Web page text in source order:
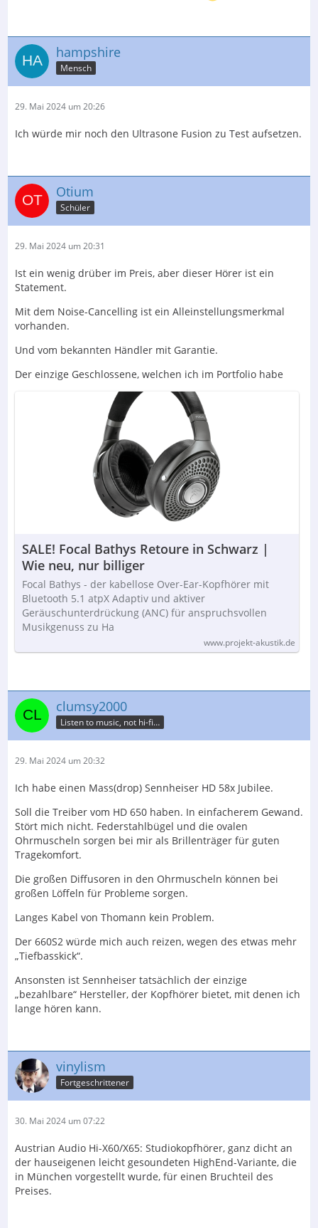
hampshire
Mensch
29. Mai 2024 um 20:26
Ich würde mir noch den Ultrasone Fusion zu Test aufsetzen.
Otium
Schüler
29. Mai 2024 um 20:31
Ist ein wenig drüber im Preis, aber dieser Hörer ist ein
Statement.
Mit dem Noise-Cancelling ist ein Alleinstellungsmerkmal
vorhanden.
Und vom bekannten Händler mit Garantie.
Der einzige Geschlossene, welchen ich im Portfolio habe
SALE! Focal Bathys Retoure in Schwarz |
Wie neu, nur billiger
Focal Bathys - der kabellose Over-Ear-Kopfhörer mit
Bluetooth 5.1 atpX Adaptiv und aktiver
Geräuschunterdrückung (ANC) für anspruchsvollen
Musikgenuss zu Ha
www.projekt-akustik.de
clumsy2000
Listen to music, not hi-fi…
29. Mai 2024 um 20:32
Ich habe einen Mass(drop) Sennheiser HD 58x Jubilee.
Soll die Treiber vom HD 650 haben. In einfacherem Gewand.
Stört mich nicht. Federstahlbügel und die ovalen
Ohrmuscheln sorgen bei mir als Brillenträger für guten
Tragekomfort.
Die großen Diffusoren in den Ohrmuscheln können bei
großen Löffeln für Probleme sorgen.
Langes Kabel von Thomann kein Problem.
Der 660S2 würde mich auch reizen, wegen des etwas mehr
„Tiefbasskick“.
Ansonsten ist Sennheiser tatsächlich der einzige
„bezahlbare“ Hersteller, der Kopfhörer bietet, mit denen ich
lange hören kann.
vinylism
Fortgeschrittener
30. Mai 2024 um 07:22
Austrian Audio Hi-X60/X65: Studiokopfhörer, ganz dicht an
der hauseigenen leicht gesoundeten HighEnd-Variante, die
in München vorgestellt wurde, für einen Bruchteil des
Preises.